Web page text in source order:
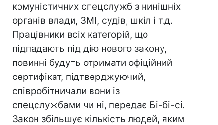
комуністичних спецслужб з нинішніх
органів влади, ЗМІ, судів, шкіл і т.д.
Працівники всіх категорій, що
підпадають під дію нового закону,
повинні будуть отримати офіційний
сертифікат, підтверджуючий,
співробітничали вони із
спецслужбами чи ні, передає Бі-бі-сі.
Закон збільшує кількість людей, яким